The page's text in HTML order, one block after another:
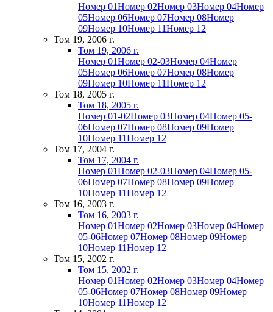
Номер 01Номер 02Номер 03Номер 04Номер
05Номер 06Номер 07Номер 08Номер
09Номер 10Номер 11Номер 12
Том 19, 2006 г.
Том 19, 2006 г.
Номер 01Номер 02-03Номер 04Номер
05Номер 06Номер 07Номер 08Номер
09Номер 10Номер 11Номер 12
Том 18, 2005 г.
Том 18, 2005 г.
Номер 01-02Номер 03Номер 04Номер 05-
06Номер 07Номер 08Номер 09Номер
10Номер 11Номер 12
Том 17, 2004 г.
Том 17, 2004 г.
Номер 01Номер 02-03Номер 04Номер 05-
06Номер 07Номер 08Номер 09Номер
10Номер 11Номер 12
Том 16, 2003 г.
Том 16, 2003 г.
Номер 01Номер 02Номер 03Номер 04Номер
05-06Номер 07Номер 08Номер 09Номер
10Номер 11Номер 12
Том 15, 2002 г.
Том 15, 2002 г.
Номер 01Номер 02Номер 03Номер 04Номер
05-06Номер 07Номер 08Номер 09Номер
10Номер 11Номер 12